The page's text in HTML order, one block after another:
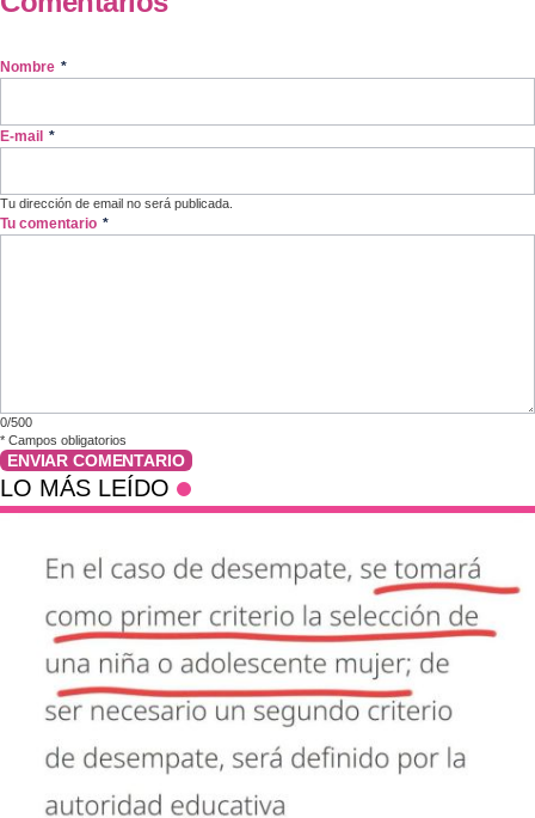
Nombre *
E-mail *
Tu dirección de email no será publicada.
Tu comentario *
0/500
* Campos obligatorios
ENVIAR COMENTARIO
LO MÁS LEÍDO